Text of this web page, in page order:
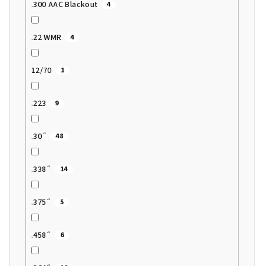
.300 AAC Blackout 4
.22 WMR 4
12/70 1
.223 9
.30˝ 48
.338˝ 14
.375˝ 5
.458˝ 6